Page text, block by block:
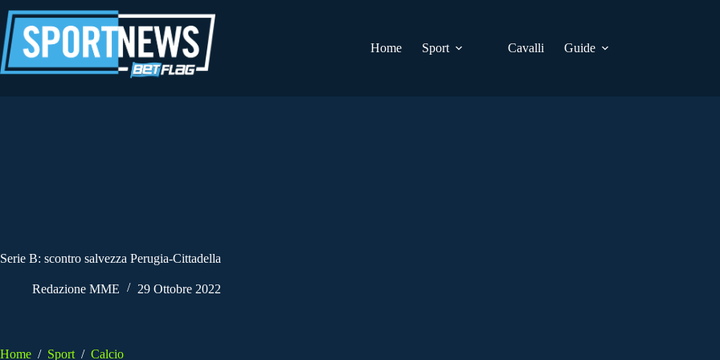
al
contenuto
Home
Sport Cavalli Guide
Serie B: scontro salvezza Perugia-Cittadella
Redazione MME 29 Ottobre 2022
Home / Sport / Calcio